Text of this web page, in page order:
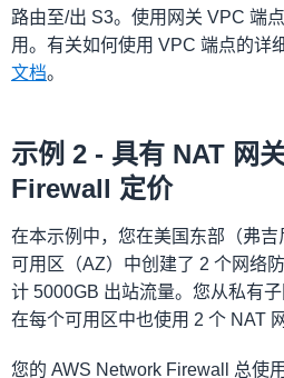
路由至/出 S3。使用网关 VPC 端
用。有关如何使用 VPC 端点的详
文档。
示例 2 - 具有 NAT 网
Firewall 定价
在本示例中，您在美国东部（弗
可用区（AZ）中创建了 2 个网络
计 5000GB 出站流量。您从私有
在每个可用区中也使用 2 个 NAT
您的 AWS Network Firewall 总使